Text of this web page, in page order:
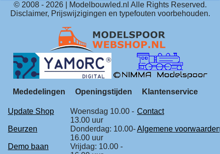
© 2008 - 2026| Modelbouwled.nl Alle Rights Reserved.
Disclaimer, Prijswijzigingen en typefouten voorbehouden.
Mededelingen Openingstijden Klantenservice
Update Shop
Woensdag 10.00 -
13.00 uur
Contact
Beurzen
Donderdag: 10.00-
16.00 uur
Algemene voorwaarden
Demo baan
Vrijdag: 10.00 -